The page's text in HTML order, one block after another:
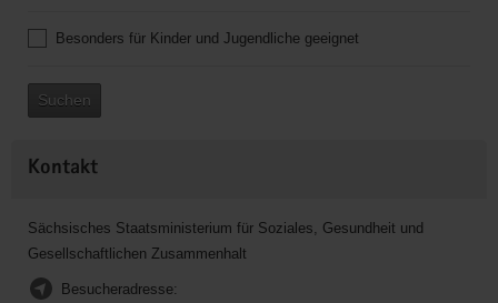
Besonders für Kinder und Jugendliche geeignet
Suchen
Kontakt
Sächsisches Staatsministerium für Soziales, Gesundheit und
Gesellschaftlichen Zusammenhalt
Besucheradresse: